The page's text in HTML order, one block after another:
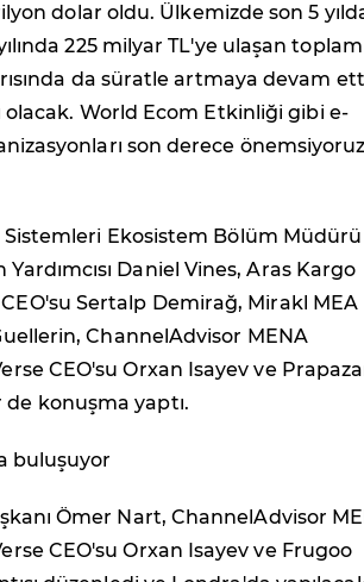
dolar oldu. Ülkemizde son 5
225 milyar TL'ye ulaşan
da süratle artmaya devam
olacak. World Ecom Etkinliği gibi e-
son derece
Sistemleri Ekosistem Bölüm Müdürü
Daniel Vines, Aras Kargo
Sertalp Demirağ, Mirakl MEA
ChannelAdvisor MENA
CEO'su Orxan Isayev ve
konuşma yaptı.
buluşuyor
Ömer Nart, ChannelAdvisor
CEO'su Orxan Isayev ve Frugoo